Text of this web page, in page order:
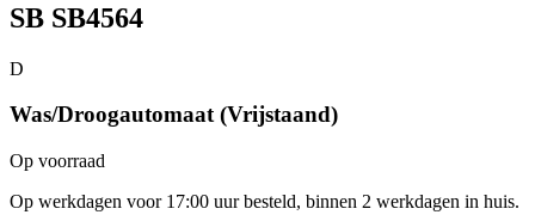
SB SB4564
D
Was/Droogautomaat (Vrijstaand)
Op voorraad
Op werkdagen voor 17:00 uur besteld, binnen 2 werkdagen in huis.